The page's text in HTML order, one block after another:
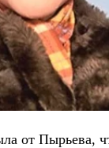
oт Пыpьeвa,